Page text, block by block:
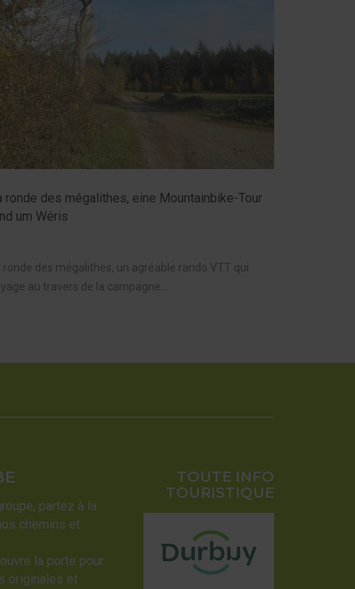
ronde des mégalithes, eine Mountainbike-Tour
um Wéris
ronde des mégalithes, un agréable rando VTT qui
au travers de la campagne...
partez à la
chemins et
la porte pour
originales et
TOUTE INFO
TOURISTIQUE